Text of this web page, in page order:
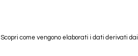
Scopri come vengono elaborati i dati derivati dai